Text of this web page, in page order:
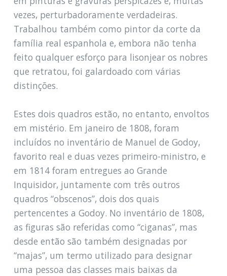
vezes, perturbadoramente verdadeiras.
Trabalhou também como pintor da corte da
família real espanhola e, embora não tenha
feito qualquer esforço para lisonjear os nobres
que retratou, foi galardoado com várias
distinções.
Estes dois quadros estão, no entanto, envoltos
em mistério. Em janeiro de 1808, foram
incluídos no inventário de Manuel de Godoy,
favorito real e duas vezes primeiro-ministro, e
em 1814 foram entregues ao Grande
Inquisidor, juntamente com três outros
quadros “obscenos”, dois dos quais
pertencentes a Godoy. No inventário de 1808,
as figuras são referidas como “ciganas”, mas
desde então são também designadas por
“majas”, um termo utilizado para designar
uma pessoa das classes mais baixas da